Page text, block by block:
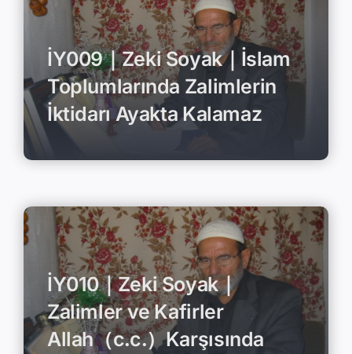
İY009｜Zeki Soyak｜İslam
Toplumlarında Zalimlerin
İktidarı Ayakta Kalamaz
İY010｜Zeki Soyak｜
Zalimler ve Kafirler
Allah（c․c․）Karşısında